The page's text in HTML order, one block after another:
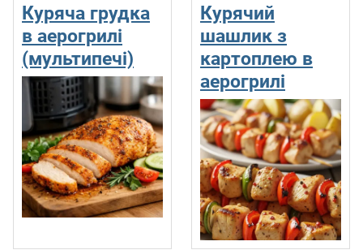
Куряча грудка
в аерогрилі
(мультипечі)
Курячий
шашлик з
картоплею в
аерогрилі